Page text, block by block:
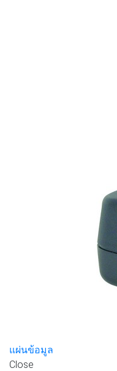
แผ่นข้อมูล
Close